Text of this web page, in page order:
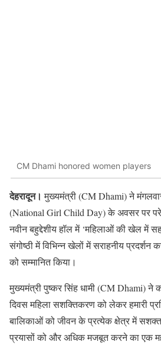
CM Dhami honored women players
देहरादून। मुख्यमंत्री (CM Dhami) ने
(National Girl Child Day) के अवसर पर
नवीन बहुद्देशीय हॉल में ‘महिलाओं की खेल में
संगोष्ठी में विभिन्न खेलों में सराहनीय प्रदर्शन
को सम्मानित किया।
मुख्यमंत्री पुष्कर सिंह धामी (CM Dhami) ने
दिवस महिला सशक्तिकरण को लेकर हमारी
बालिकाओं को जीवन के प्रत्येक क्षेत्र में
प्रयासों को और अधिक मजबूत करने का एक